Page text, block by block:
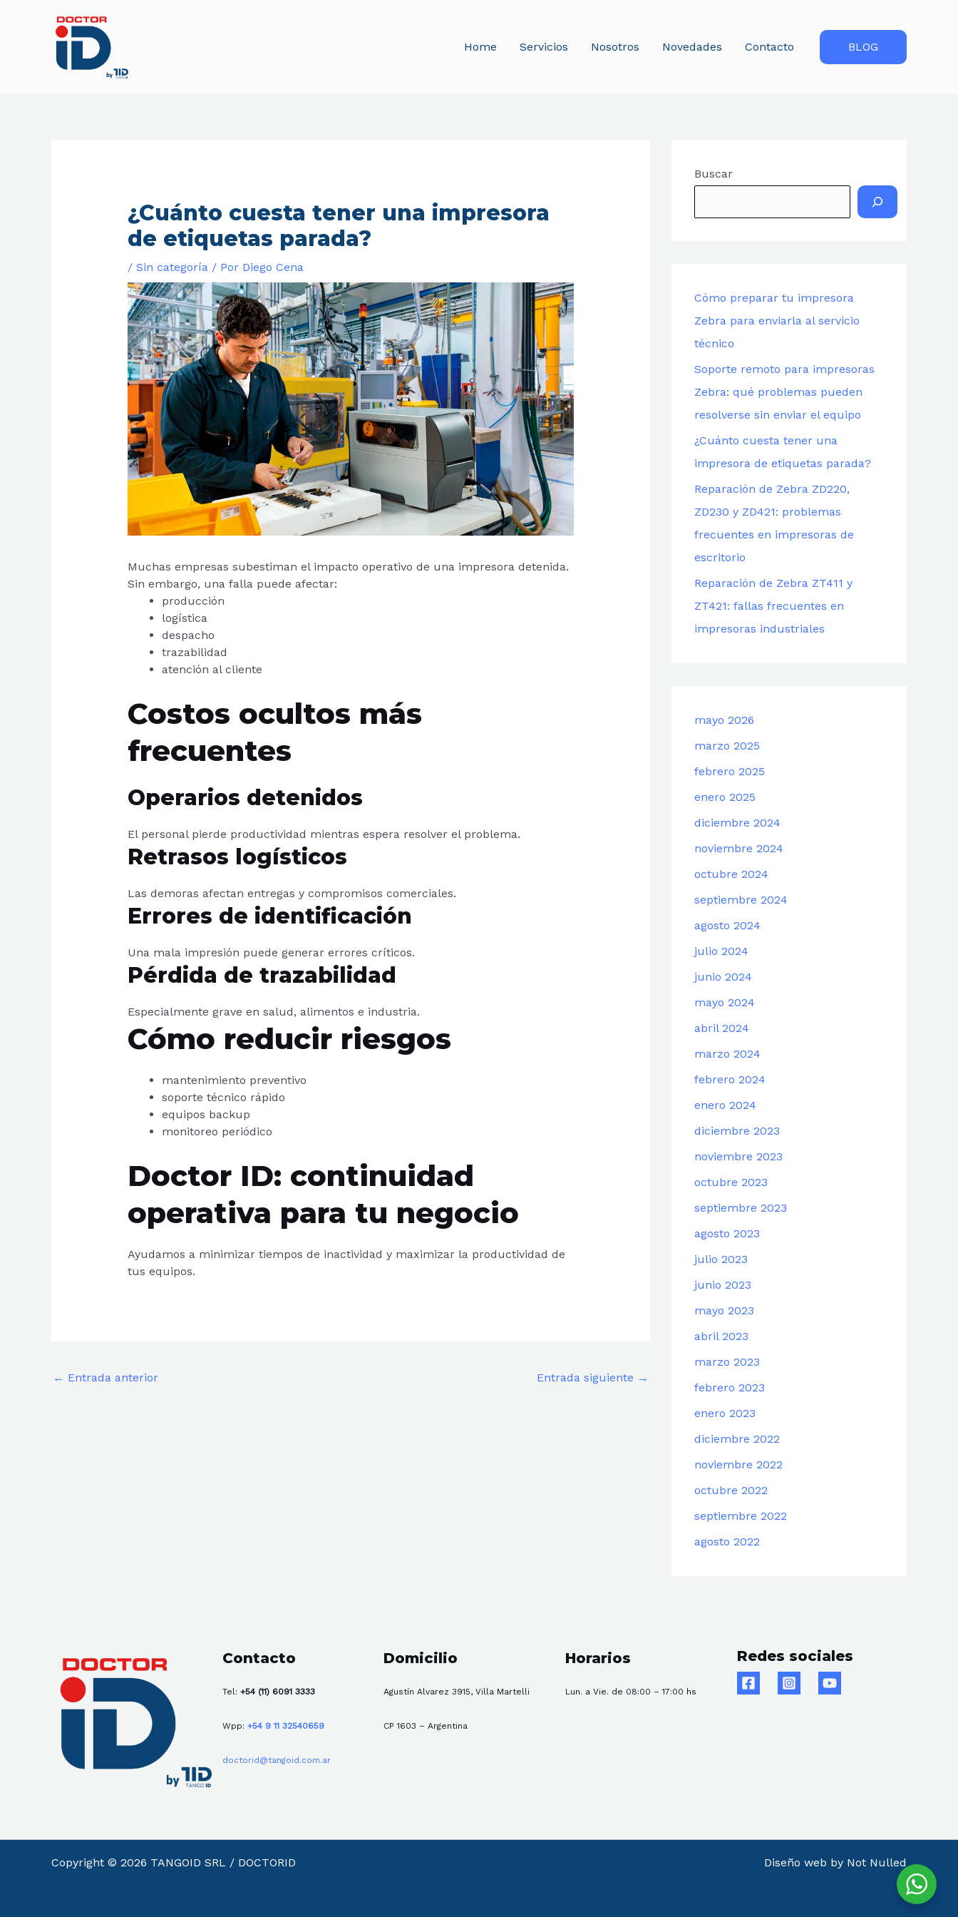
Home Servicios Nosotros Novedades Contacto BLOG
¿Cuánto cuesta tener una impresora
de etiquetas parada?
/ Sin categoría/ Por Diego Cena
Muchas empresas subestiman el impacto operativo de una impresora detenida.
Sin embargo, una falla puede afectar:
producción
logística
despacho
trazabilidad
atención al cliente
Costos ocultos más
frecuentes
Operarios detenidos
El personal pierde productividad mientras espera resolver el problema.
Retrasos logísticos
Las demoras afectan entregas y compromisos comerciales.
Errores de identificación
Una mala impresión puede generar errores críticos.
Pérdida de trazabilidad
Especialmente grave en salud, alimentos e industria.
Cómo reducir riesgos
mantenimiento preventivo
soporte técnico rápido
equipos backup
monitoreo periódico
Doctor ID: continuidad
operativa para tu negocio
Ayudamos a minimizar tiempos de inactividad y maximizar la productividad de
tus equipos.
← Entrada anterior Entrada siguiente →
Buscar
Cómo preparar tu impresora
Zebra para enviarla al servicio
técnico
Soporte remoto para impresoras
Zebra: qué problemas pueden
resolverse sin enviar el equipo
¿Cuánto cuesta tener una
impresora de etiquetas parada?
Reparación de Zebra ZD220,
ZD230 y ZD421: problemas
frecuentes en impresoras de
escritorio
Reparación de Zebra ZT411 y
ZT421: fallas frecuentes en
impresoras industriales
mayo 2026
marzo 2025
febrero 2025
enero 2025
diciembre 2024
noviembre 2024
octubre 2024
septiembre 2024
agosto 2024
julio 2024
junio 2024
mayo 2024
abril 2024
marzo 2024
febrero 2024
enero 2024
diciembre 2023
noviembre 2023
octubre 2023
septiembre 2023
agosto 2023
julio 2023
junio 2023
mayo 2023
abril 2023
marzo 2023
febrero 2023
enero 2023
diciembre 2022
noviembre 2022
octubre 2022
septiembre 2022
agosto 2022
Contacto
Tel:+54 (11) 6091 3333
Wpp: +54 9 11 32540659
doctorid@tangoid.com.ar
Domicilio
Agustín Alvarez 3915, Villa Martelli
CP 1603 – Argentina
Horarios
Lun. a Vie. de 08:00 – 17:00 hs
Redes sociales
Copyright © 2026 TANGOID SRL / DOCTORID Diseño web by Not Nulled